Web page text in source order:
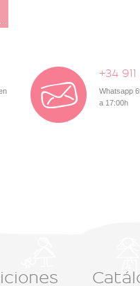
+34
Whatsapp
a 17:00h